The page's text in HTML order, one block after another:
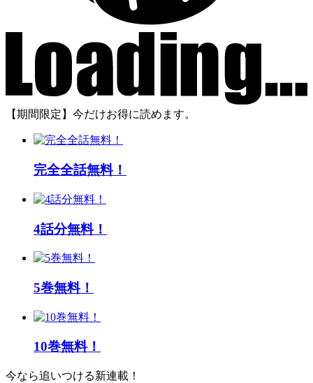
【期間限定】今だけお得に読めます。
完全全話無料！
4話分無料！
5巻無料！
10巻無料！
今なら追いつける新連載！